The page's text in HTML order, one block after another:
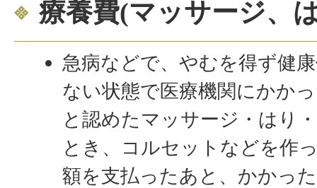
療養費(マッサージ、
急病などで、やむを得ず健
ない状態で医療機関にかか
と認めたマッサージ・はり
とき、コルセットなどを作
額を支払ったあと、かかっ